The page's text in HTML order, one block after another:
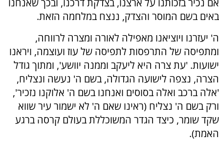
אם נכיר בזכותנו על ארצנו, בצדקת דרכנו, ובכך שאנחנו
באים בשם המוסר והצדק, ננצח במלחמה הזאת.
ה' יעזרנו ויוציאנו מאפילה לאורה ומצרה לרווחה,
ומתפיסה של התרפסות לתפיסה של עוז ועוצמה, ויראנו
ישועות. 'עת צרה היא ליעקב וממנה יוושע', ומתוך גודל
הצרה, נצפה לישועה הגדולה, בשם ה' נעשה ונצליח,
'אלה ברכב ואלה בסוסים ואנחנו בשם ה' אלוקנו נזכיר',
ורק בשם ה' נצליח (ראינו שאם ה' לא ישמור עיר שווא
שקד שומר, כיצד הגדר המשוכללת בעולם קרסה ברגע
האמת).